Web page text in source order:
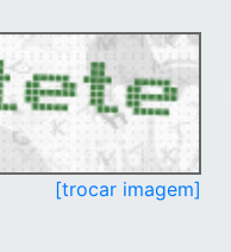
[trocar imagem]